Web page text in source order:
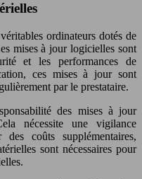
ordinateurs dotés de
mises à jour logicielles sont
et les performances de
ces mises à jour sont
par le prestataire.
des mises à jour
nécessite une vigilance
coûts supplémentaires,
sont nécessaires pour